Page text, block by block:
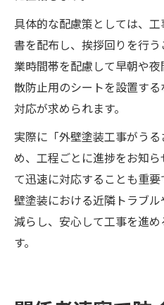
具体的な配慮策としては、
書を配布し、挨拶回りを行
業時間帯を配慮して早朝や
散防止用のシートを設置す
対応が求められます。
実際に「外壁塗装工事がう
め、工程ごとに進捗をお知
て迅速に対応することも重
壁塗装における近隣トラブ
減らし、安心して工事を進
す。